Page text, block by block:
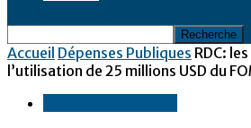
Accueil Dépenses Publiques RDC:
l’utilisation de 25 millions USD du